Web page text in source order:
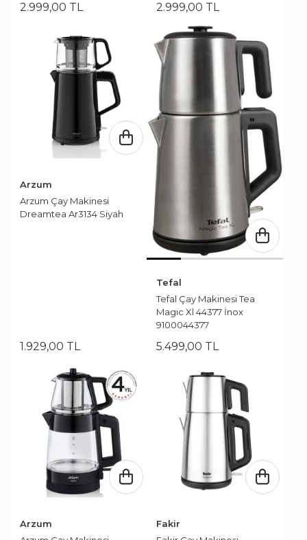
2.999,00 TL 2.999,00 TL
Arzum
Arzum Çay Makinesi
Dreamtea Ar3134 Siyah
1.929,00 TL
Tefal
Tefal Çay Makinesi Tea
Magic Xl 44377 İnox
9100044377
5.499,00 TL
Arzum
Fakir